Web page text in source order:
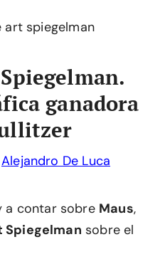
ganadora
Alejandro De Luca
a contar sobre Maus,
Spiegelman sobre el